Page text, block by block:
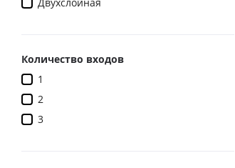
Двухслойная
Количество входов
1
2
3